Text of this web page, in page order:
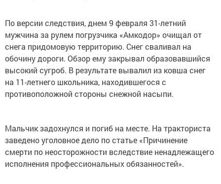
По версии следствия, днем 9 февраля 31-летний
мужчина за рулем погрузчика «Амкодор» очищал от
снега придомовую территорию. Снег сваливал на
обочину дороги. Обзор ему закрывал образовавшийся
высокий сугроб. В результате вывалил из ковша снег
на 11-летнего школьника, находившегося с
противоположной стороны снежной насыпи.
Мальчик задохнулся и погиб на месте. На тракториста
заведено уголовное дело по статье «Причинение
смерти по неосторожности вследствие ненадлежащего
исполнения профессиональных обязанностей».